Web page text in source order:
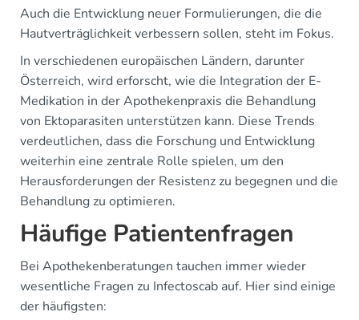
Auch die Entwicklung neuer Formulierungen, die die
Hautverträglichkeit verbessern sollen, steht im Fokus.
In verschiedenen europäischen Ländern, darunter
Österreich, wird erforscht, wie die Integration der E-
Medikation in der Apothekenpraxis die Behandlung
von Ektoparasiten unterstützen kann. Diese Trends
verdeutlichen, dass die Forschung und Entwicklung
weiterhin eine zentrale Rolle spielen, um den
Herausforderungen der Resistenz zu begegnen und die
Behandlung zu optimieren.
Häufige Patientenfragen
Bei Apothekenberatungen tauchen immer wieder
wesentliche Fragen zu Infectoscab auf. Hier sind einige
der häufigsten: